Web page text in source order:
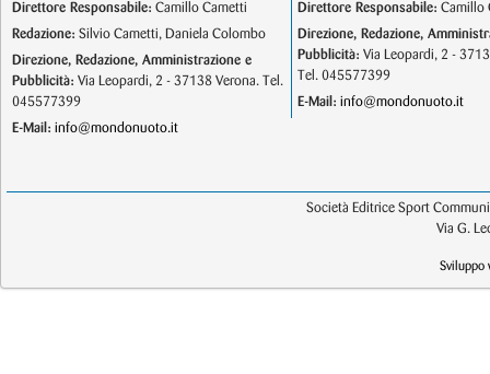
Direttore Responsabile: Camillo Cametti
Redazione: Silvio Cametti, Daniela Colombo
Direzione, Redazione, Amministrazione e
Pubblicità: Via Leopardi, 2 - 37138 Verona. Tel.
045577399
E-Mail: info@mondonuoto.it
Direttore Responsabile: Camillo
Direzione, Redazione,
Pubblicità: Via Leopardi, 2 -
Tel. 045577399
E-Mail: info@mondonuoto.it
Società Editrice Sport
Via G.
Sviluppo